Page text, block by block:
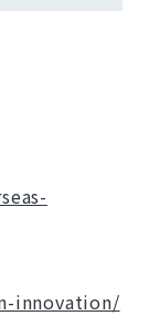
innovation/